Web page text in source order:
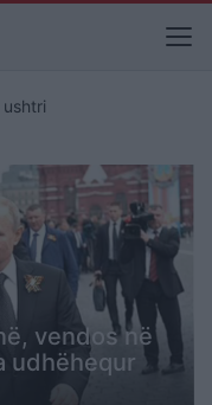
vendos në
udhëhequr